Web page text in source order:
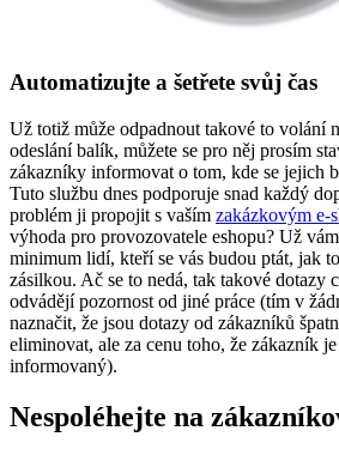
Automatizujte a šetřete svůj čas
Už totiž může odpadnout takové to volání
odeslání balík, můžete se pro něj prosím
zákazníky informovat o tom, kde se jejich
Tuto službu dnes podporuje snad každý
problém ji propojit s vaším zakázkovým e-
výhoda pro provozovatele eshopu? Už
minimum lidí, kteří se vás budou ptát, jak
zásilkou. Ač se to nedá, tak takové dotazy
odvádějí pozornost od jiné práce (tím v
naznačit, že jsou dotazy od zákazníků
eliminovat, ale za cenu toho, že zákazník
informovaný).
Nespoléhejte na